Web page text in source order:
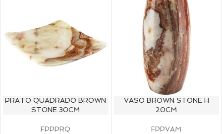
PRATO QUADRADO BROWN
STONE 30CM
FPPPRQ
VASO BROWN STONE H
20CM
FPPVAM